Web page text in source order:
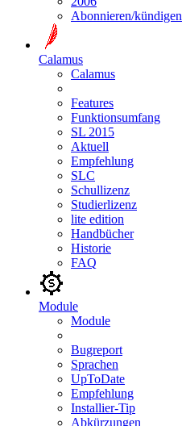
Abonnieren/kündigen
Calamus
Calamus
Features
Funktionsumfang
SL 2015
Aktuell
Empfehlung
SLC
Schullizenz
Studierlizenz
lite edition
Handbücher
Historie
FAQ
Module
Module
Bugreport
Sprachen
UpToDate
Empfehlung
Installier-Tip
Abkürzungen